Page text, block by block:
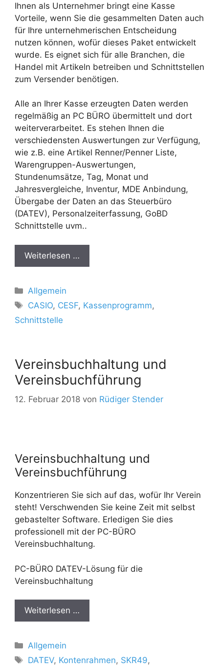
Ihnen als Unternehmer bringt eine Kasse
Vorteile, wenn Sie die gesammelten Daten auch
für Ihre unternehmerischen Entscheidung
nutzen können, wofür dieses Paket entwickelt
wurde. Es eignet sich für alle Branchen, die
Handel mit Artikeln betreiben und Schnittstellen
zum Versender benötigen.
Alle an Ihrer Kasse erzeugten Daten werden
regelmäßig an PC BÜRO übermittelt und dort
weiterverarbeitet. Es stehen Ihnen die
verschiedensten Auswertungen zur Verfügung,
wie z.B. eine Artikel Renner/Penner Liste,
Warengruppen-Auswertungen,
Stundenumsätze, Tag, Monat und
Jahresvergleiche, Inventur, MDE Anbindung,
Übergabe der Daten an das Steuerbüro
(DATEV), Personalzeiterfassung, GoBD
Schnittstelle uvm..
Weiterlesen …
Kategorien
Allgemein
Schlagwörter
CASIO, CESF, Kassenprogramm,
Schnittstelle
Vereinsbuchhaltung und
Vereinsbuchführung
12. Februar 2018 von Rüdiger Stender
Vereinsbuchhaltung und
Vereinsbuchführung
Konzentrieren Sie sich auf das, wofür Ihr Verein
steht! Verschwenden Sie keine Zeit mit selbst
gebastelter Software. Erledigen Sie dies
professionell mit der PC-BÜRO
Vereinsbuchhaltung.
PC-BÜRO DATEV-Lösung für die
Vereinsbuchhaltung
Weiterlesen …
Kategorien
Allgemein
Schlagwörter
DATEV, Kontenrahmen, SKR49,